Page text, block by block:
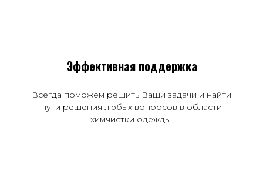
Эффективная поддержка
Всегда поможем решить Ваши задачи и найти
пути решения любых вопросов в области
химчистки одежды.